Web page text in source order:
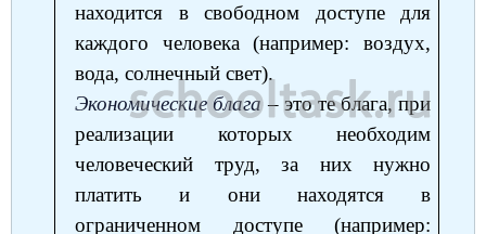
находится в свободном доступе для
каждого человека (например: воздух,
вода, солнечный свет).
Экономические блага‒ это те блага, при
реализации которых необходим
человеческий труд, за них нужно
платить и они находятся в
ограниченном доступе (например: